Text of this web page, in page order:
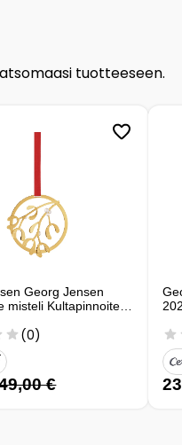
tuotteeseen.
Georg Jensen
misteli Kultapinnoitettu
(0)
€